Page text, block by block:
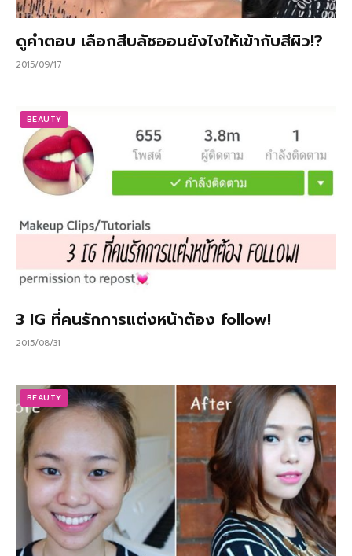
ดูคำตอบ เลือกสีบลัชออนยังไงให้เข้ากับสีผิว!?
2015/09/17
BEAUTY
3 IG ที่คนรักการแต่งหน้าต้อง follow!
2015/08/31
BEAUTY